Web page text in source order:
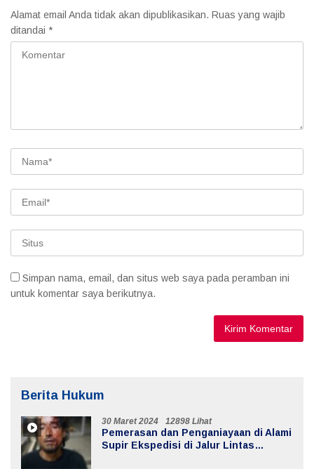
Alamat email Anda tidak akan dipublikasikan. Ruas yang wajib
ditandai *
Simpan nama, email, dan situs web saya pada peramban ini
untuk komentar saya berikutnya.
Berita Hukum
30 Maret 2024 12898 Lihat
Pemerasan dan Penganiayaan di Alami
Supir Ekspedisi di Jalur Lintas